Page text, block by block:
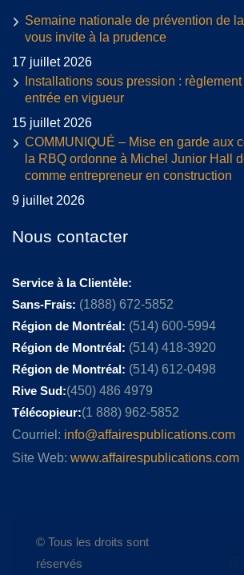
Semaine nationale de prévention de
vous invite à la prudence
17 juillet 2026
Installations sous pression :
entrée en vigueur
15 juillet 2026
COMMUNIQUÉ – Mise en garde aux
la RBQ ordonne à Michel Junior Hall
comme entrepreneur en construction
9 juillet 2026
Nous contacter
Service à la Clientèle:
Sans-Frais: (1888) 672-5852
Région de Montréal: (514) 600-5994
Région de Montréal: (514) 418-3920
Région de Montréal: (514) 612-0498
Rive Sud:(450) 486 4979
Télécopieur:(1 888) 962-5852
Courriel: info@affairespublications.com
Site Web: www.affairespublications.com
© Tous les droits sont
réservés